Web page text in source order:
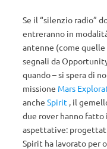
Se il “silenzio radio”
entreranno in
antenne (come quelle
segnali da
quando – si spera di
missione Mars
anche Spirit , il
due rover hanno fatto
aspettative:
Spirit ha lavorato per